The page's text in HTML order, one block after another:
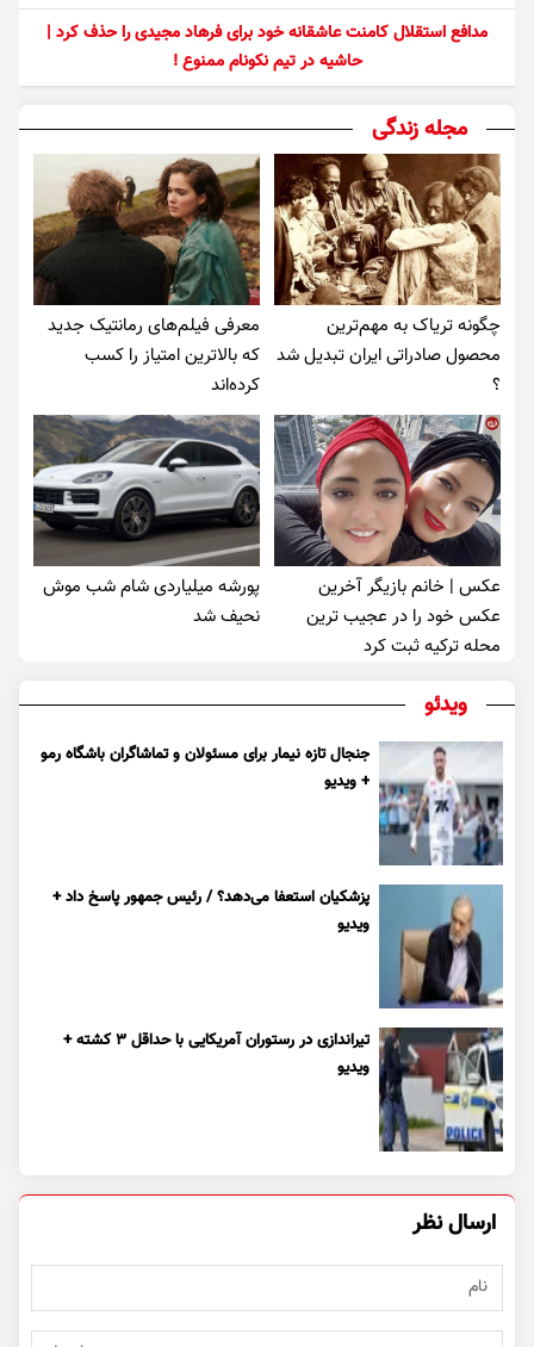
مدافع استقلال کامنت عاشقانه خود برای فرهاد مجیدی را حذف کرد |
حاشیه در تیم نکونام ممنوع !
مجله زندگی
چگونه تریاک به مهم‌ترین
محصول صادراتی ایران تبدیل شد
؟
معرفی فیلم‌های رمانتیک جدید
که بالاترین امتیاز را کسب
کرده‌اند
عکس | خانم بازیگر آخرین
عکس خود را در عجیب ترین
محله ترکیه ثبت کرد
پورشه میلیاردی شام شب موش‌
نحیف شد
ویدئو
جنجال تازه نیمار برای مسئولان و تماشاگران باشگاه رمو
+ ویدیو
پزشکیان استعفا می‌دهد؟ / رئیس جمهور پاسخ داد +
ویدیو
تیراندازی در رستوران آمریکایی با حداقل ۳ کشته +
ویدیو
ارسال نظر